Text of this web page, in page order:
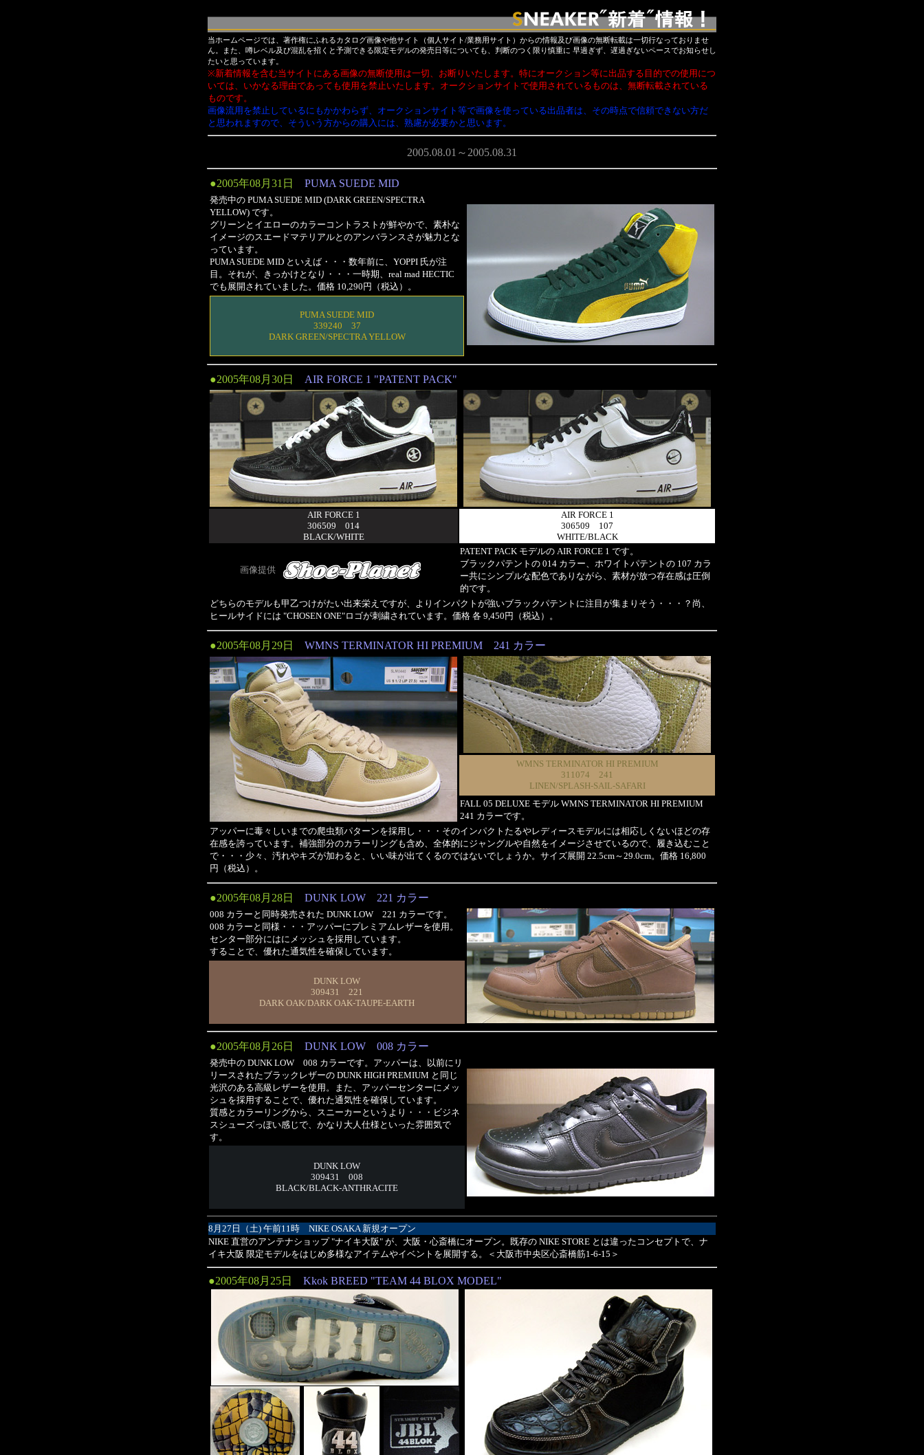
当ホームページでは、著作権にふれるカタログ画像や他サイト（個人サイト/業務用サイト）からの情報及び画像の無断転載は一切行なっておりませ
ん。また、噂レベル及び混乱を招くと予測できる限定モデルの発売日等についても、判断のつく限り慎重に 早過ぎず、遅過ぎないペースでお知らせし
たいと思っています。
※新着情報を含む当サイトにある画像の無断使用は一切、お断りいたします。特にオークション等に出品する目的での使用につ
いては、いかなる理由であっても使用を禁止いたします。オークションサイトで使用されているものは、無断転載されている
ものです。
画像流用を禁止しているにもかかわらず、オークションサイト等で画像を使っている出品者は、その時点で信頼できない方だ
と思われますので、そういう方からの購入には、熟慮が必要かと思います。
2005.08.01～2005.08.31
●2005年08月31日 PUMA SUEDE MID
発売中の PUMA SUEDE MID (DARK GREEN/SPECTRA
YELLOW) です。
グリーンとイエローのカラーコントラストが鮮やかで、素朴な
イメージのスエードマテリアルとのアンバランスさが魅力とな
っています。
PUMA SUEDE MID といえば・・・数年前に、YOPPI 氏が注
目。それが、きっかけとなり・・・一時期、real mad HECTIC
でも展開されていました。価格 10,290円（税込）。
PUMA SUEDE MID
339240 37
DARK GREEN/SPECTRA YELLOW
●2005年08月30日 AIR FORCE 1 "PATENT PACK"
AIR FORCE 1
306509 014
BLACK/WHITE
AIR FORCE 1
306509 107
WHITE/BLACK
画像提供
PATENT PACK モデルの AIR FORCE 1 です。
ブラックパテントの 014 カラー、ホワイトパテントの 107 カラ
ー共にシンプルな配色でありながら、素材が放つ存在感は圧倒
的です。
どちらのモデルも甲乙つけがたい出来栄えですが、よりインパクトが強いブラックパテントに注目が集まりそう・・・？尚、
ヒールサイドには "CHOSEN ONE"ロゴが刺繍されています。価格 各 9,450円（税込）。
●2005年08月29日 WMNS TERMINATOR HI PREMIUM 241 カラー
WMNS TERMINATOR HI PREMIUM
311074 241
LINEN/SPLASH-SAIL-SAFARI
FALL 05 DELUXE モデル WMNS TERMINATOR HI PREMIUM
241 カラーです。
アッパーに毒々しいまでの爬虫類パターンを採用し・・・そのインパクトたるやレディースモデルには相応しくないほどの存
在感を誇っています。補強部分のカラーリングも含め、全体的にジャングルや自然をイメージさせているので、履き込むこと
で・・・少々、汚れやキズが加わると、いい味が出てくるのではないでしょうか。サイズ展開 22.5cm～29.0cm。価格 16,800
円（税込）。
●2005年08月28日 DUNK LOW 221 カラー
008 カラーと同時発売された DUNK LOW 221 カラーです。
008 カラーと同様・・・アッパーにプレミアムレザーを使用。
センター部分にはにメッシュを採用しています。
することで、優れた通気性を確保しています。
DUNK LOW
309431 221
DARK OAK/DARK OAK-TAUPE-EARTH
●2005年08月26日 DUNK LOW 008 カラー
発売中の DUNK LOW 008 カラーです。アッパーは、以前にリ
リースされたブラックレザーの DUNK HIGH PREMIUM と同じ
光沢のある高級レザーを使用。また、アッパーセンターにメッ
シュを採用することで、優れた通気性を確保しています。
質感とカラーリングから、スニーカーというより・・・ビジネ
スシューズっぽい感じで、かなり大人仕様といった雰囲気で
す。
DUNK LOW
309431 008
BLACK/BLACK-ANTHRACITE
8月27日（土) 午前11時 NIKE OSAKA 新規オープン
NIKE 直営のアンテナショップ "ナイキ大阪" が、大阪・心斎橋にオープン。既存の NIKE STORE とは違ったコンセプトで、ナ
イキ大阪 限定モデルをはじめ多様なアイテムやイベントを展開する。＜大阪市中央区心斎橋筋1-6-15＞
●2005年08月25日 Kkok BREED "TEAM 44 BLOX MODEL"